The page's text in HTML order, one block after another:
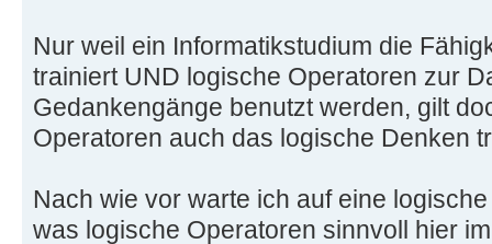
Nur weil ein Informatikstudium die
trainiert UND logische Operatoren zur
Gedankengänge benutzt werden, gilt
Operatoren auch das logische Denken
Nach wie vor warte ich auf eine
was logische Operatoren sinnvoll hier